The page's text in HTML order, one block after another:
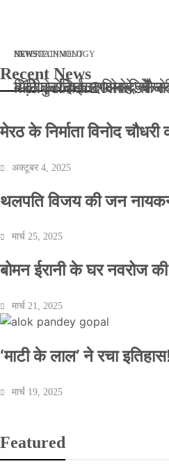
NEWS मार्च 2, 2026
बॉलीवुड के बाद अब डिफेंस
NEWS जनवरी 29, 2026
बड़ी कार्रवाई: 20 माह से
ENTERTAINMENT
मेरठ के निर्माता विनोद
NEWSTECHNOLOGY
मिलिए रोहित उगले से!
Recent News
मेरठ के निर्माता विनोद
अक्टूबर 4, 2025
थलपति विजय की जन
मार्च 25, 2025
बोमन ईरानी के घर नवरोज
मार्च 21, 2025
‘माटी के लाल’ ने रचा
मार्च 19, 2025
Featured